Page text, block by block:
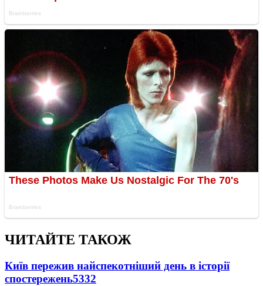
ЧИТАЙТЕ ТАКОЖ
Київ пережив найспекотніший день в історії
спостережень5332